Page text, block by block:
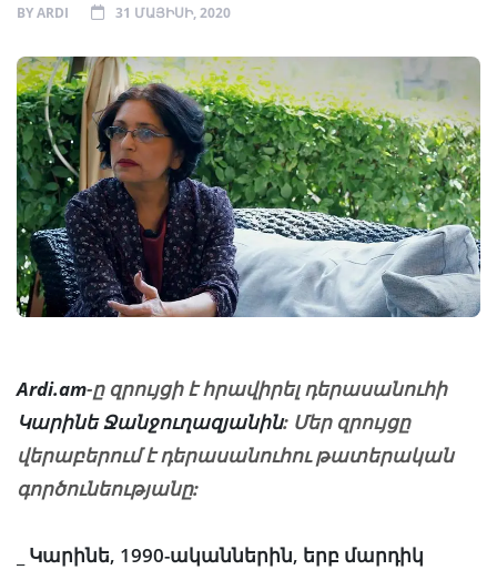
BYARDI 31 ՄԱՅԻՍԻ, 2020
Ardi.am-ը զրույցի է հրավիրել դերասանուհի
Կարինե Ջանջուղազյանին: Մեր զրույցը
վերաբերում է դերասանուհու թատերական
գործունեությանը:
_ Կարինե, 1990-ականներին, երբ մարդիկ